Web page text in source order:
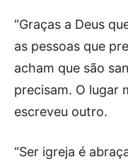
“Graças a Deus
as pessoas que
acham que são
precisam. O lugar
escreveu outro.
“Ser igreja é